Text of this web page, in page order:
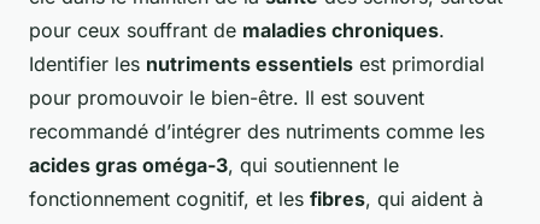
pour ceux souffrant de maladies chroniques.
Identifier les nutriments essentiels est primordial
pour promouvoir le bien-être. Il est souvent
recommandé d’intégrer des nutriments comme les
acides gras oméga-3, qui soutiennent le
fonctionnement cognitif, et les fibres, qui aident à